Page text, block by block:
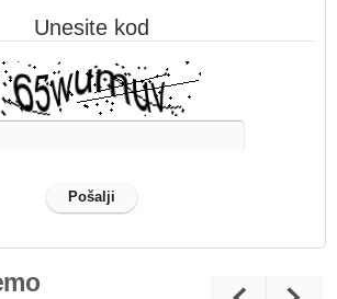
Unesite kod